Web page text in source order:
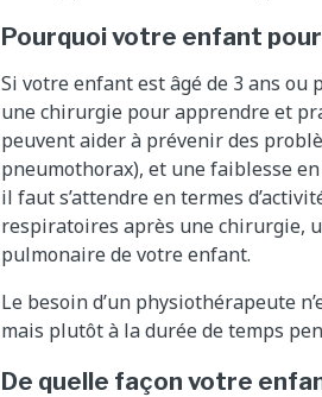
Pourquoi votre enfant
Si votre enfant est âgé de 3 ans
une chirurgie pour apprendre et
peuvent aider à prévenir des
pneumothorax), et une faiblesse
il faut s’attendre en termes
respiratoires après une chirurgie,
pulmonaire de votre enfant.
Le besoin d’un physiothérapeute
mais plutôt à la durée de temps
De quelle façon votre